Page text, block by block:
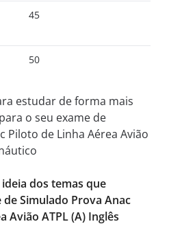
45
50
estudar de forma mais
o seu exame de
Piloto de Linha Aérea Avião
dos temas que
Simulado Prova Anac
Avião ATPL (A) Inglês